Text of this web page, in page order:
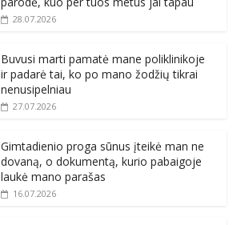
28.07.2026
Buvusi marti pamatė mane poliklinikoje
ir padarė tai, ko po mano žodžių tikrai
nenusipelniau
27.07.2026
Gimtadienio proga sūnus įteikė man ne
dovaną, o dokumentą, kurio pabaigoje
laukė mano parašas
16.07.2026